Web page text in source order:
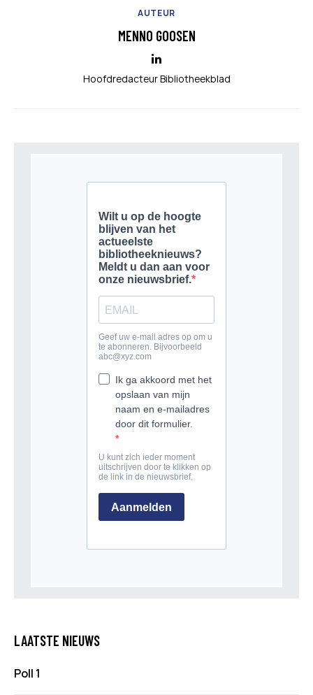
AUTEUR
MENNO GOOSEN
Hoofdredacteur Bibliotheekblad
LAATSTE NIEUWS
Poll 1